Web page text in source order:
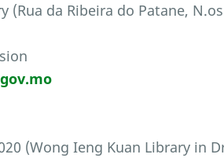
(Rua da Ribeira do Patane,
(Wong Ieng Kuan Library in